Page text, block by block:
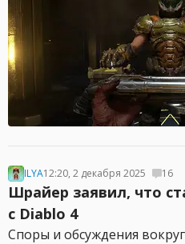
ILYA12:20, 2 декабря 2025 16
Шрайер заявил, что
с Diablo 4
Споры и обсуждения